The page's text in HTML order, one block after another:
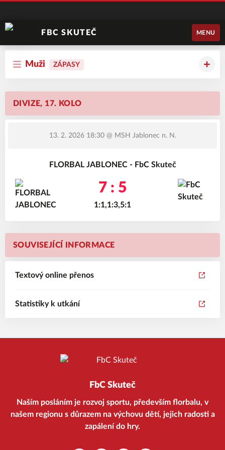
FBC SKUTEČ MENU
Muži ZÁPASY
DIVIZE, 17. KOLO
13. 2. 2026 18:30@ MSH Jablonec n. N.
FLORBAL JABLONEC - FbC Skuteč
7 : 5
1:1,1:3,5:1
SOUVISEJÍCÍ INFORMACE
Textový online přenos
Statistiky k utkání
FbC Skuteč
Naším posláním je rozvoj sportu, především florbalu, v
našem regionu s důrazem na výchovu dětí, jejich radosti a
zapálení do hry.